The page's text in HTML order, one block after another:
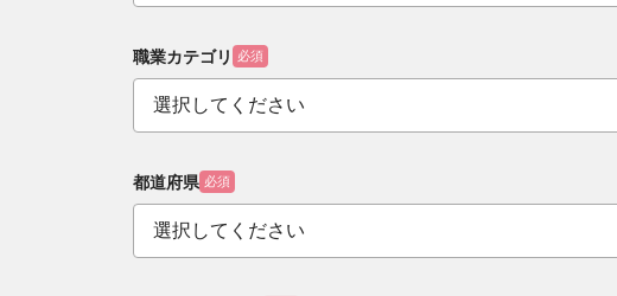
職業カテゴリ 必須
都道府県 必須